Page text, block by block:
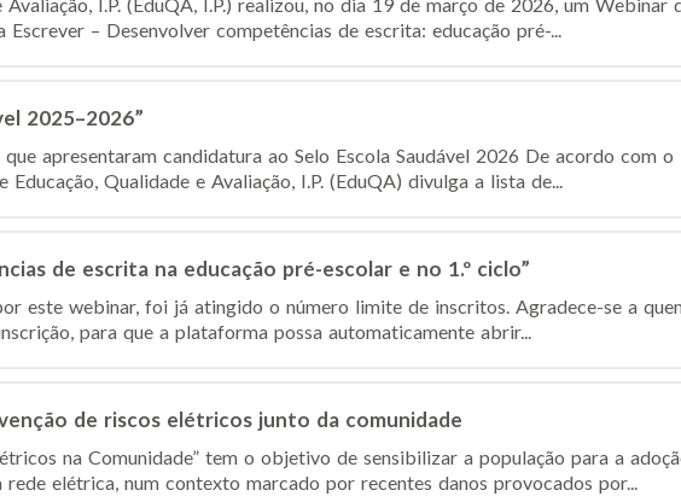
– Desenvolver competências de escrita: educação pré-...
2025–2026”
apresentaram candidatura ao Selo Escola Saudável 2026 De acordo com o
Qualidade e Avaliação, I.P. (EduQA) divulga a lista de...
de escrita na educação pré-escolar e no 1.º ciclo”
este webinar, foi já atingido o número limite de inscritos. Agradece-se a
para que a plataforma possa automaticamente abrir...
de riscos elétricos junto da comunidade
na Comunidade” tem o objetivo de sensibilizar a população para a
elétrica, num contexto marcado por recentes danos provocados por...